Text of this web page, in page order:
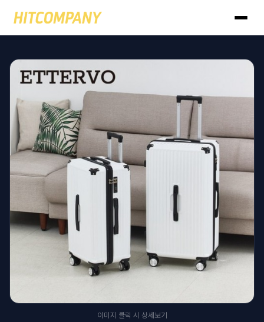
이미지 클릭 시 상세보기